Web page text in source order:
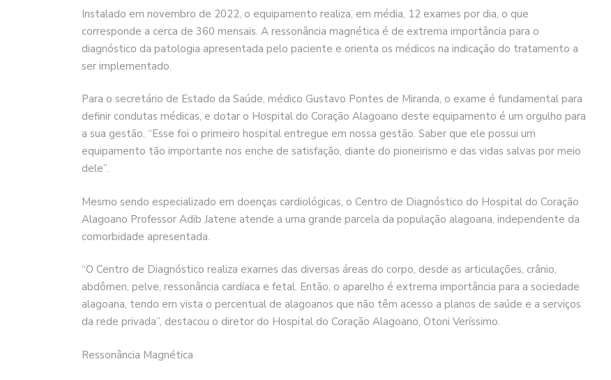
Instalado em novembro de 2022, o equipamento realiza, em média, 12 exames por dia, o que
corresponde a cerca de 360 mensais. A ressonância magnética é de extrema importância para o
diagnóstico da patologia apresentada pelo paciente e orienta os médicos na indicação do tratamento a
ser implementado.
Para o secretário de Estado da Saúde, médico Gustavo Pontes de Miranda, o exame é fundamental para
definir condutas médicas, e dotar o Hospital do Coração Alagoano deste equipamento é um orgulho para
a sua gestão. “Esse foi o primeiro hospital entregue em nossa gestão. Saber que ele possui um
equipamento tão importante nos enche de satisfação, diante do pioneirismo e das vidas salvas por meio
dele”.
Mesmo sendo especializado em doenças cardiológicas, o Centro de Diagnóstico do Hospital do Coração
Alagoano Professor Adib Jatene atende a uma grande parcela da população alagoana, independente da
comorbidade apresentada.
“O Centro de Diagnóstico realiza exames das diversas áreas do corpo, desde as articulações, crânio,
abdômen, pelve, ressonância cardíaca e fetal. Então, o aparelho é extrema importância para a sociedade
alagoana, tendo em vista o percentual de alagoanos que não têm acesso a planos de saúde e a serviços
da rede privada”, destacou o diretor do Hospital do Coração Alagoano, Otoni Veríssimo.
Ressonância Magnética